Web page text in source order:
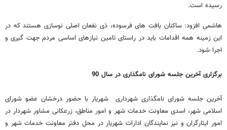
رسیده است.
هاشمی افزود: ساکنان بافت های فرسوده، ذی نفعان اصلی نوسازی هستند که در
این زمینه همه اقدامات باید در راستای تامین نیازهای اساسی مردم جهت گیری و
اجرا شود.
برگزاری آخرین جلسه شورای نامگذاری در سال 90
آخرین جلسه شورای نامگذاری شهرداری شهریار با حضور درخشان عضو شورای
اسلامی شهر، اسدی معاونت خدمات شهر و امور مناطق، زرعکانی مشاور شهردار در
امور ایثارگران و نیز نمایندگان ادارات شهریار در محل دفتر معاونت خدمات شهر و